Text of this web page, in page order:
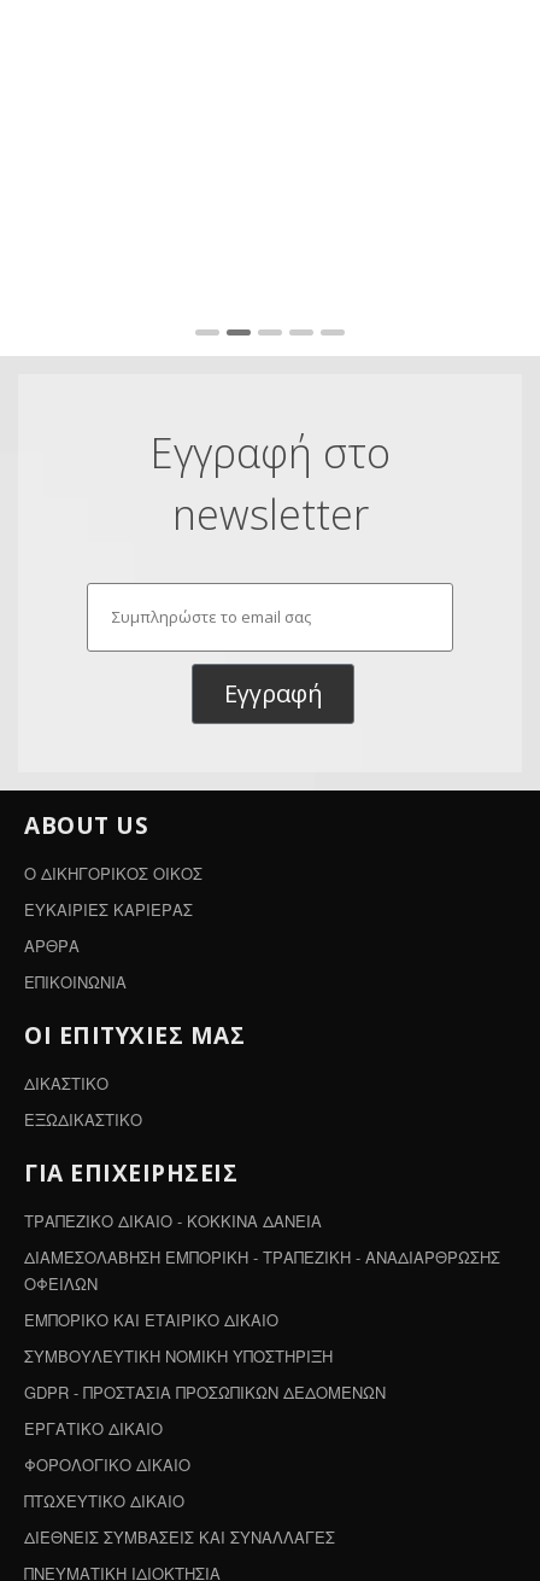
Εγγραφή στο
newsletter
Εγγραφή
ABOUT US
Ο ΔΙΚΗΓΟΡΙΚΟΣ ΟΙΚΟΣ
ΕΥΚΑΙΡΙΕΣ ΚΑΡΙΕΡΑΣ
ΑΡΘΡΑ
ΕΠΙΚΟΙΝΩΝΙΑ
ΟΙ ΕΠΙΤΥΧΙΕΣ ΜΑΣ
ΔΙΚΑΣΤΙΚΟ
ΕΞΩΔΙΚΑΣΤΙΚΟ
ΓΙΑ ΕΠΙΧΕΙΡΗΣΕΙΣ
ΤΡΑΠΕΖΙΚΟ ΔΙΚΑΙΟ - ΚΟΚΚΙΝΑ ΔΑΝΕΙΑ
ΔΙΑΜΕΣΟΛΑΒΗΣΗ ΕΜΠΟΡΙΚΗ - ΤΡΑΠΕΖΙΚΗ - ΑΝΑΔΙΑΡΘΡΩΣΗΣ
ΟΦΕΙΛΩΝ
ΕΜΠΟΡΙΚΟ ΚΑΙ ΕΤΑΙΡΙΚΟ ΔΙΚΑΙΟ
ΣΥΜΒΟΥΛΕΥΤΙΚΗ ΝΟΜΙΚΗ ΥΠΟΣΤΗΡΙΞΗ
GDPR - ΠΡΟΣΤΑΣΙΑ ΠΡΟΣΩΠΙΚΩΝ ΔΕΔΟΜΕΝΩΝ
ΕΡΓΑΤΙΚΟ ΔΙΚΑΙΟ
ΦΟΡΟΛΟΓΙΚΟ ΔΙΚΑΙΟ
ΠΤΩΧΕΥΤΙΚΟ ΔΙΚΑΙΟ
ΔΙΕΘΝΕΙΣ ΣΥΜΒΑΣΕΙΣ ΚΑΙ ΣΥΝΑΛΛΑΓΕΣ
ΠΝΕΥΜΑΤΙΚΗ ΙΔΙΟΚΤΗΣΙΑ